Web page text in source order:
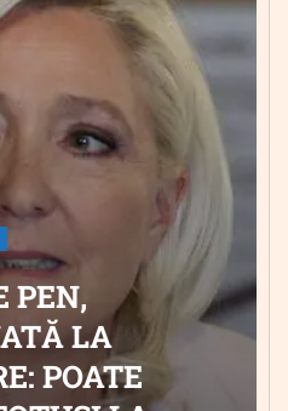
PEN,
LA
POATE